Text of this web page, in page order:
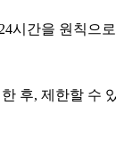
시간을 원칙으
후, 제한할 수